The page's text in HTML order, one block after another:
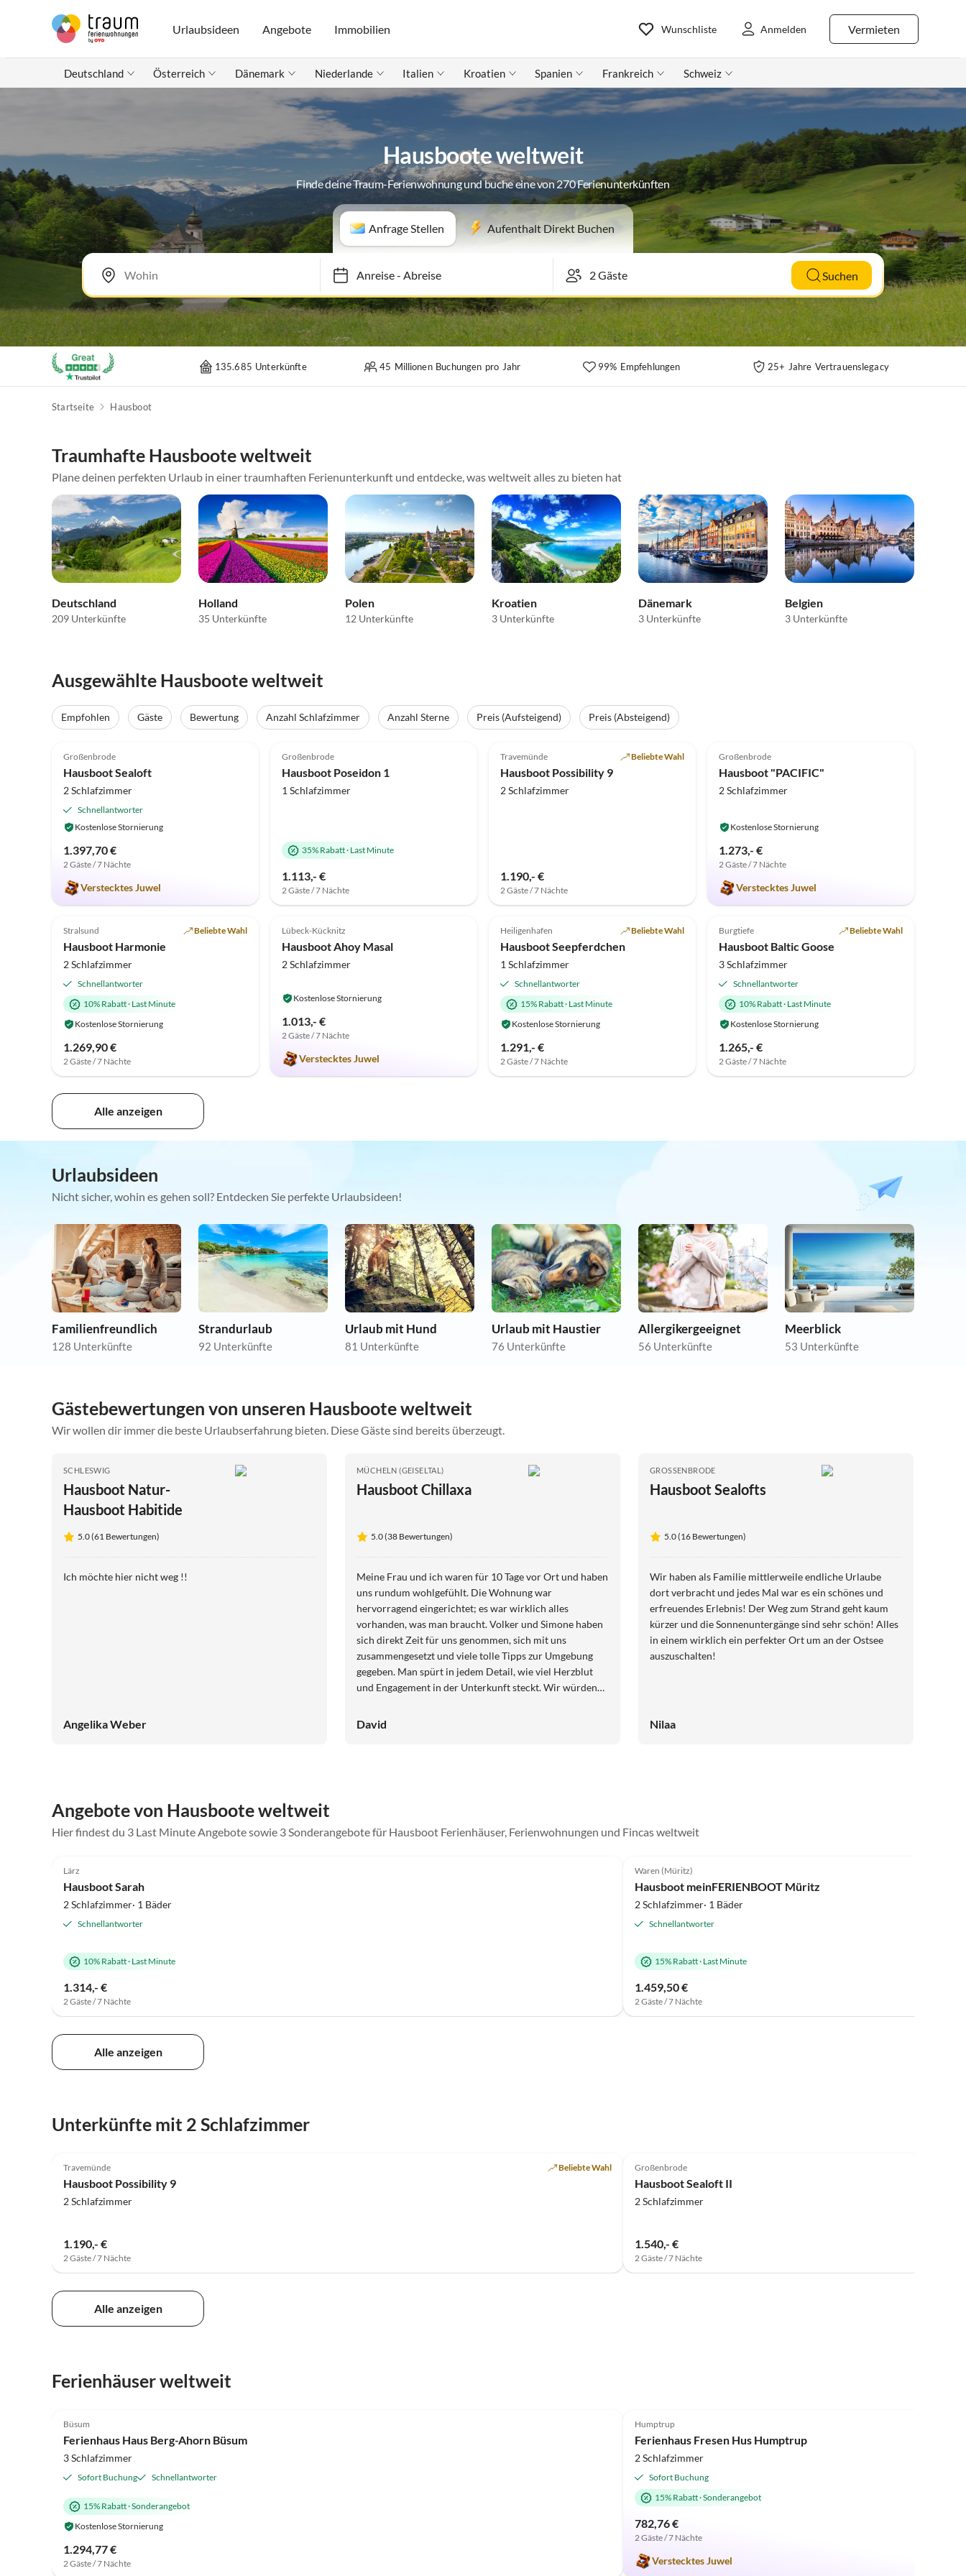
Urlaubsideen Angebote Immobilien Vermieten
Wunschliste Anmelden
Deutschland Österreich Dänemark Niederlande Italien Kroatien Spanien Frankreich Schweiz
Hausboote weltweit
Finde deine Traum-Ferienwohnung und buche eine von 270 Ferienunterkünften
Anfrage Stellen Aufenthalt Direkt Buchen
Anreise-Abreise Suchen
135.685 Unterkünfte 45 Millionen Buchungen pro Jahr 99% Empfehlungen 25+ Jahre Vertrauenslegacy
Startseite Hausboot
Traumhafte Hausboote weltweit
Plane deinen perfekten Urlaub in einer traumhaften Ferienunterkunft und entdecke, was weltweit alles zu bieten hat
Deutschland
209 Unterkünfte
Holland
35 Unterkünfte
Polen
12 Unterkünfte
Kroatien
3 Unterkünfte
Dänemark
3 Unterkünfte
Belgien
3 Unterkünfte
Ausgewählte Hausboote weltweit
Empfohlen Gäste Bewertung Anzahl Schlafzimmer Anzahl Sterne Preis (Aufsteigend) Preis (Absteigend)
Top-Inserat
Großenbrode
Hausboot Sealoft
2 Schlafzimmer
Schnellantworter
Kostenlose Stornierung
1.397,70 €
2 Gäste / 7 Nächte
Verstecktes Juwel
Top-Inserat
Großenbrode
Hausboot Poseidon 1
1 Schlafzimmer
35% Rabatt· Last Minute
1.113,- €
2 Gäste / 7 Nächte
Top-Inserat
Travemünde Beliebte Wahl
Hausboot Possibility 9
2 Schlafzimmer
1.190,- €
2 Gäste / 7 Nächte
Großenbrode
Hausboot "PACIFIC"
2 Schlafzimmer
Kostenlose Stornierung
1.273,- €
2 Gäste / 7 Nächte
Verstecktes Juwel
Top-Inserat
5.0 (2)
Stralsund Beliebte Wahl
Hausboot Harmonie
2 Schlafzimmer
Schnellantworter
10% Rabatt· Last Minute
Kostenlose Stornierung
1.269,90 €
2 Gäste / 7 Nächte
Top-Inserat
5.0 (2)
Lübeck-Kücknitz
Hausboot Ahoy Masal
2 Schlafzimmer
Kostenlose Stornierung
1.013,- €
2 Gäste / 7 Nächte
Verstecktes Juwel
Virtuelle
Top-Inserat
Heiligenhafen Beliebte Wahl
Hausboot Seepferdchen
1 Schlafzimmer
Schnellantworter
15% Rabatt· Last Minute
Kostenlose Stornierung
1.291,- €
2 Gäste / 7 Nächte
Virtuelle
Top-Inserat
Burgtiefe Beliebte Wahl
Hausboot Baltic Goose
3 Schlafzimmer
Schnellantworter
10% Rabatt· Last Minute
Kostenlose Stornierung
1.265,- €
2 Gäste / 7 Nächte
Alle anzeigen
Urlaubsideen
Nicht sicher, wohin es gehen soll? Entdecken Sie perfekte Urlaubsideen!
Familienfreundlich
128 Unterkünfte
Strandurlaub
92 Unterkünfte
Urlaub mit Hund
81 Unterkünfte
Urlaub mit Haustier
76 Unterkünfte
Allergikergeeignet
56 Unterkünfte
Meerblick
53 Unterkünfte
Gästebewertungen von unseren Hausboote weltweit
Wir wollen dir immer die beste Urlaubserfahrung bieten. Diese Gäste sind bereits überzeugt.
SCHLESWIG
Hausboot Natur-
Hausboot Habitide
5.0 (61 Bewertungen)
Ich möchte hier nicht weg !!
Angelika Weber
MÜCHELN (GEISELTAL)
Hausboot Chillaxa
5.0 (38 Bewertungen)
Meine Frau und ich waren für 10 Tage vor Ort und haben
uns rundum wohlgefühlt. Die Wohnung war
hervorragend eingerichtet; es war wirklich alles
vorhanden, was man braucht. Volker und Simone haben
sich direkt Zeit für uns genommen, sich mit uns
zusammengesetzt und viele tolle Tipps zur Umgebung
gegeben. Man spürt in jedem Detail, wie viel Herzblut
und Engagement in der Unterkunft steckt. Wir würden
uneingeschränkt weiterempfehlen!
David
GROSSENBRODE
Hausboot Sealofts
5.0 (16 Bewertungen)
Wir haben als Familie mittlerweile endliche Urlaube
dort verbracht und jedes Mal war es ein schönes und
erfreuendes Erlebnis! Der Weg zum Strand geht kaum
kürzer und die Sonnenuntergänge sind sehr schön! Alles
in einem wirklich ein perfekter Ort um an der Ostsee
auszuschalten!
Nilaa
Angebote von Hausboote weltweit
Hier findest du 3 Last Minute Angebote sowie 3 Sonderangebote für Hausboot Ferienhäuser, Ferienwohnungen und Fincas weltweit
Lärz
Hausboot Sarah
2 Schlafzimmer· 1 Bäder
Schnellantworter
10% Rabatt· Last Minute
1.314,- €
2 Gäste / 7 Nächte
Waren (Müritz)
Hausboot meinFERIENBOOT Müritz
2 Schlafzimmer· 1 Bäder
Schnellantworter
15% Rabatt· Last Minute
1.459,50 €
2 Gäste / 7 Nächte
Alle anzeigen
Unterkünfte mit 2 Schlafzimmer
Travemünde Beliebte Wahl
Hausboot Possibility 9
2 Schlafzimmer
1.190,- €
2 Gäste / 7 Nächte
Großenbrode
Hausboot Sealoft II
2 Schlafzimmer
1.540,- €
2 Gäste / 7 Nächte
Alle anzeigen
Ferienhäuser weltweit
Büsum
Ferienhaus Haus Berg-Ahorn Büsum
3 Schlafzimmer
Sofort Buchung Schnellantworter
15% Rabatt·Sonderangebot
Kostenlose Stornierung
1.294,77 €
2 Gäste / 7 Nächte
Humptrup
Ferienhaus Fresen Hus Humptrup
2 Schlafzimmer
Sofort Buchung
15% Rabatt·Sonderangebot
782,76 €
2 Gäste / 7 Nächte
Verstecktes Juwel